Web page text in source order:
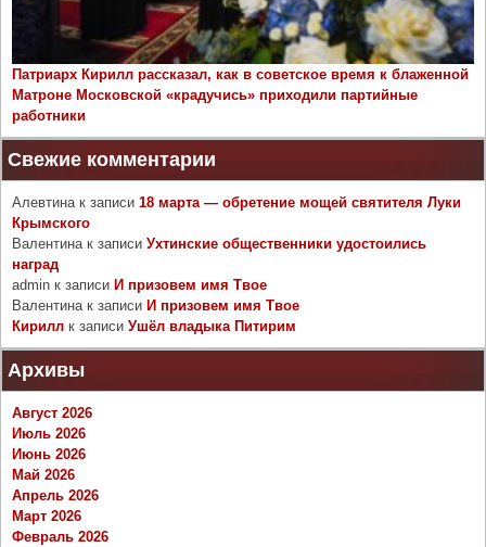
Патриарх Кирилл рассказал, как в советское время к блаженной
Матроне Московской «крадучись» приходили партийные
работники
Свежие комментарии
Алевтинак записи 18 марта — обретение мощей святителя Луки
Крымского
Валентинак записи Ухтинские общественники удостоились
наград
admin к записи И призовем имя Твое
Валентинак записи И призовем имя Твое
Кирилл к записи Ушёл владыка Питирим
Архивы
Август 2026
Июль 2026
Июнь 2026
Май 2026
Апрель 2026
Март 2026
Февраль 2026